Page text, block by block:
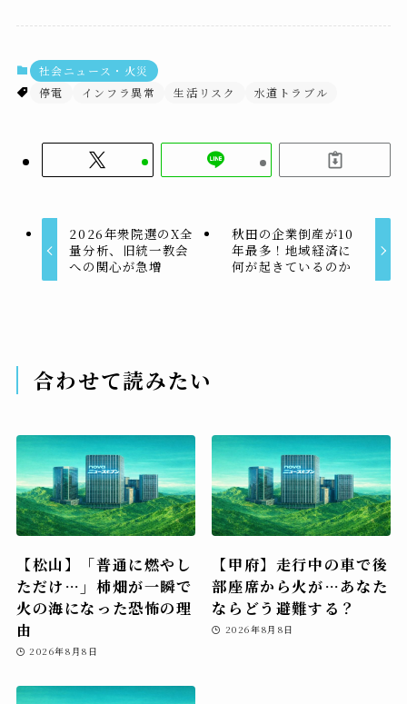
社会ニュース・火災
停電
インフラ異常 生活リスク 水道トラブル
2026年衆院選のX全
量分析、旧統一教会
への関心が急増
秋田の企業倒産が10
年最多！地域経済に
何が起きているのか
合わせて読みたい
【松山】「普通に燃やし
ただけ…」柿畑が一瞬で
火の海になった恐怖の理
由
2026年8月8日
【甲府】走行中の車で後
部座席から火が…あなた
ならどう避難する？
2026年8月8日